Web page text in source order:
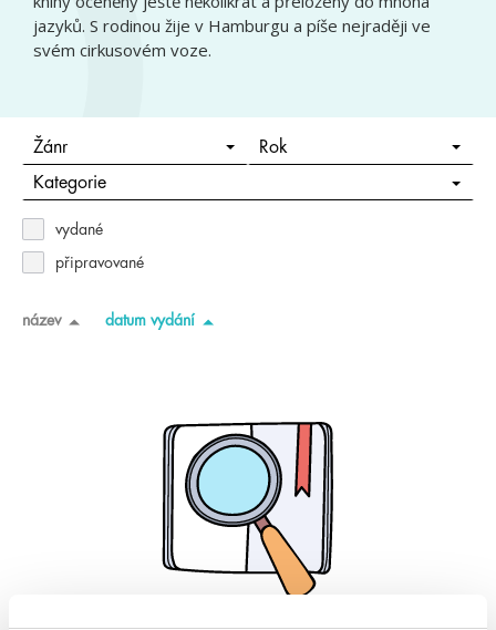
jazyků. S rodinou žije v Hamburgu a píše nejraději ve
svém cirkusovém voze.
Žánr Rok
Kategorie
vydané
připravované
název datum vydání